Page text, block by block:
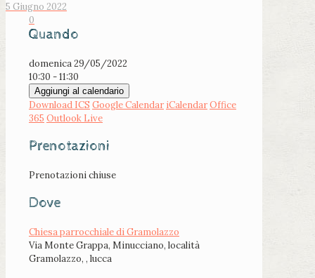
5 Giugno 2022
0
Quando
domenica 29/05/2022
10:30 - 11:30
Aggiungi al calendario
Download ICS Google Calendar iCalendarOffice
365 Outlook Live
Prenotazioni
Prenotazioni chiuse
Dove
Chiesa parrocchiale di Gramolazzo
Via Monte Grappa, Minucciano, località
Gramolazzo, , lucca